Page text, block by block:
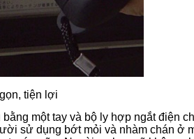
tiện lợi
một tay và bộ ly hợp ngắt điện
sử dụng bớt mỏi và nhàm chán ở